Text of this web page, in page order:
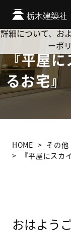
『平屋に
るお宅
HOME
その他
『平屋にス
おはよう
Cookie を使用し
か? 当社ではお客
詳細について、お
ーポ